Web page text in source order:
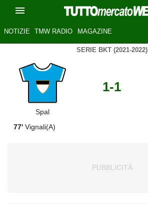
NOTIZIE TMW RADIO MAGAZINE
SERIE BKT (2021-2022)
Spal
1-1
77' Vignali(A)